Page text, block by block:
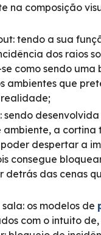
na composição
tendo a sua
dos raios
como sendo
ambientes que
sendo
ambiente, a cortina
despertar a
consegue
detrás das cenas
os modelos de
com o intuito